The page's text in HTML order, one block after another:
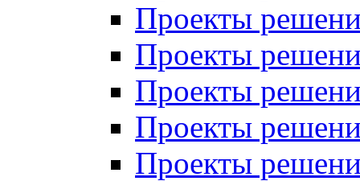
Проекты
Проекты
Проекты
Проекты
Проекты